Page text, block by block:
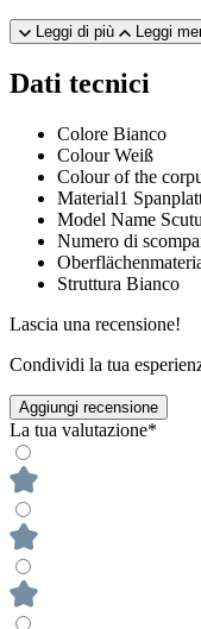
Leggi di più Leggi
Dati tecnici
Colore Bianco
Colour Weiß
Colour of the
Material1
Model Name
Numero di
Struttura Bianco
Lascia una recensione!
Condividi la tua
Aggiungi recensione
La tua valutazione*